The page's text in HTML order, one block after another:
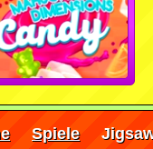
Spiele